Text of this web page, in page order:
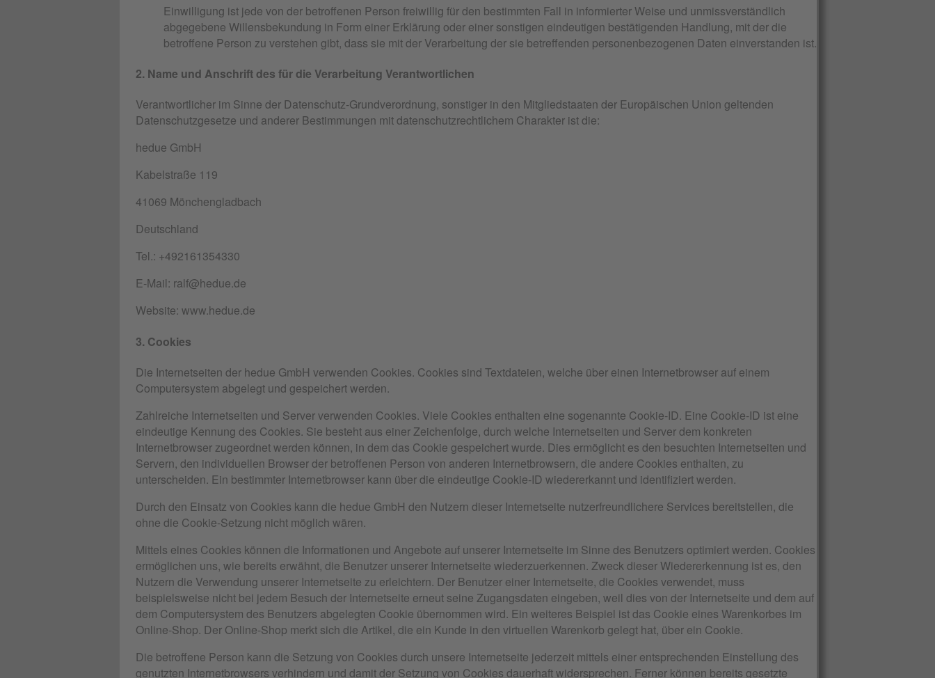
Einwilligung ist jede von der betroffenen Person freiwillig für den bestimmten Fall in informierter Weise und unmissverständlich
abgegebene Willensbekundung in Form einer Erklärung oder einer sonstigen eindeutigen bestätigenden Handlung, mit der die
betroffene Person zu verstehen gibt, dass sie mit der Verarbeitung der sie betreffenden personenbezogenen Daten einverstanden ist.
2. Name und Anschrift des für die Verarbeitung Verantwortlichen
Verantwortlicher im Sinne der Datenschutz-Grundverordnung, sonstiger in den Mitgliedstaaten der Europäischen Union geltenden
Datenschutzgesetze und anderer Bestimmungen mit datenschutzrechtlichem Charakter ist die:
hedue GmbH
Kabelstraße 119
41069 Mönchengladbach
Deutschland
Tel.: +492161354330
E-Mail: ralf@hedue.de
Website: www.hedue.de
3. Cookies
Die Internetseiten der hedue GmbH verwenden Cookies. Cookies sind Textdateien, welche über einen Internetbrowser auf einem
Computersystem abgelegt und gespeichert werden.
Zahlreiche Internetseiten und Server verwenden Cookies. Viele Cookies enthalten eine sogenannte Cookie-ID. Eine Cookie-ID ist eine
eindeutige Kennung des Cookies. Sie besteht aus einer Zeichenfolge, durch welche Internetseiten und Server dem konkreten
Internetbrowser zugeordnet werden können, in dem das Cookie gespeichert wurde. Dies ermöglicht es den besuchten Internetseiten und
Servern, den individuellen Browser der betroffenen Person von anderen Internetbrowsern, die andere Cookies enthalten, zu
unterscheiden. Ein bestimmter Internetbrowser kann über die eindeutige Cookie-ID wiedererkannt und identifiziert werden.
Durch den Einsatz von Cookies kann die hedue GmbH den Nutzern dieser Internetseite nutzerfreundlichere Services bereitstellen, die
ohne die Cookie-Setzung nicht möglich wären.
Mittels eines Cookies können die Informationen und Angebote auf unserer Internetseite im Sinne des Benutzers optimiert werden. Cookies
ermöglichen uns, wie bereits erwähnt, die Benutzer unserer Internetseite wiederzuerkennen. Zweck dieser Wiedererkennung ist es, den
Nutzern die Verwendung unserer Internetseite zu erleichtern. Der Benutzer einer Internetseite, die Cookies verwendet, muss
beispielsweise nicht bei jedem Besuch der Internetseite erneut seine Zugangsdaten eingeben, weil dies von der Internetseite und dem auf
dem Computersystem des Benutzers abgelegten Cookie übernommen wird. Ein weiteres Beispiel ist das Cookie eines Warenkorbes im
Online-Shop. Der Online-Shop merkt sich die Artikel, die ein Kunde in den virtuellen Warenkorb gelegt hat, über ein Cookie.
Die betroffene Person kann die Setzung von Cookies durch unsere Internetseite jederzeit mittels einer entsprechenden Einstellung des
genutzten Internetbrowsers verhindern und damit der Setzung von Cookies dauerhaft widersprechen. Ferner können bereits gesetzte